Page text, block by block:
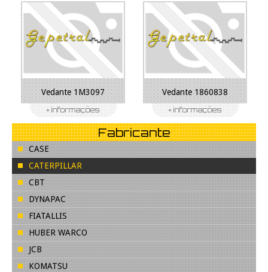
Vedante 1M3097 Vedante 1860838
Fabricante
CASE
CATERPILLAR
CBT
DYNAPAC
FIATALLIS
HUBER WARCO
JCB
KOMATSU